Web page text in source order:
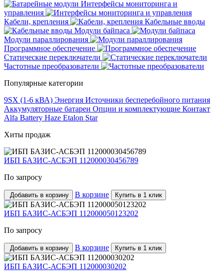
Интерфейсы мониторинга и
управления
Кабели, крепления
Кабельные вводы
Модули байпаса
Модули параллирования
Программное обеспечение
Статические переключатели
Частотные преобразователи
Популярные категории
9SX (1-6 кВА) Энергия Источники бесперебойного питания
Аккумуляторные батареи Опции и комплектующие Контакт
Alfa Battery Haze Etalon Star
Хиты продаж
ИБП БАЗИС-АСБЭП 112000030456789
По запросу
Добавить в корзину В корзине Купить в 1 клик
ИБП БАЗИС-АСБЭП 112000050123202
По запросу
Добавить в корзину В корзине Купить в 1 клик
ИБП БАЗИС-АСБЭП 112000030202